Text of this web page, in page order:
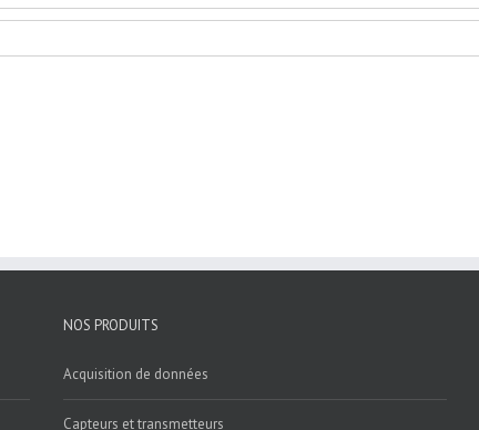
NOS PRODUITS
Acquisition de données
Capteurs et transmetteurs